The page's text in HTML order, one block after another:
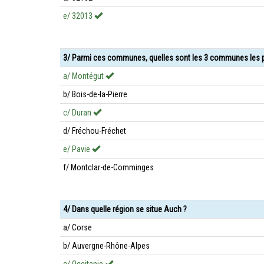
e/ 32013
3/ Parmi ces communes, quelles sont les 3 communes les
a/ Montégut
b/ Bois-de-la-Pierre
c/ Duran
d/ Fréchou-Fréchet
e/ Pavie
f/ Montclar-de-Comminges
4/ Dans quelle région se situe Auch ?
a/ Corse
b/ Auvergne-Rhône-Alpes